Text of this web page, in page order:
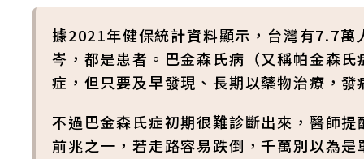
據2021年健保統計資料顯示，台灣有7.7
岑，都是患者。巴金森氏病（又稱帕金森
症，但只要及早發現、長期以藥物治療，
不過巴金森氏症初期很難診斷出來，醫師
前兆之一，若走路容易跌倒，千萬別以為